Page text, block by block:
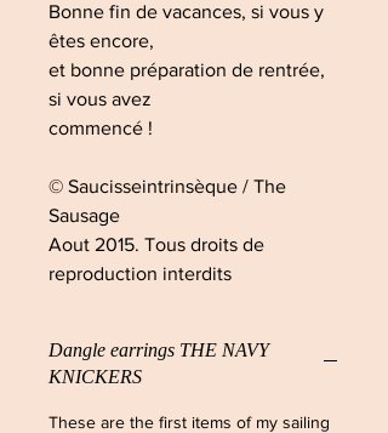
Bonne fin de vacances, si vous y
êtes encore,
et bonne préparation de rentrée,
si vous avez
commencé !
© Saucisseintrinsèque / The
Sausage
Aout 2015. Tous droits de
reproduction interdits
Dangle earrings THE NAVY
KNICKERS
These are the first items of my sailing